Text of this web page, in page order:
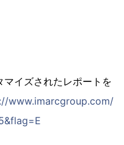
イズされたレポートを
www.imarcgroup.com/